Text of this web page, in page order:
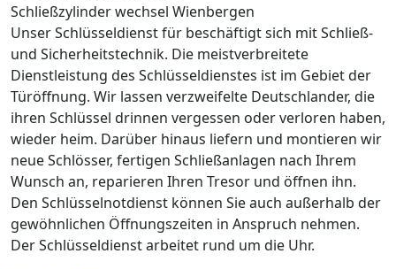
Schließzylinder wechsel Wienbergen
Unser Schlüsseldienst für beschäftigt sich mit Schließ-
und Sicherheitstechnik. Die meistverbreitete
Dienstleistung des Schlüsseldienstes ist im Gebiet der
Türöffnung. Wir lassen verzweifelte Deutschlander, die
ihren Schlüssel drinnen vergessen oder verloren haben,
wieder heim. Darüber hinaus liefern und montieren wir
neue Schlösser, fertigen Schließanlagen nach Ihrem
Wunsch an, reparieren Ihren Tresor und öffnen ihn.
Den Schlüsselnotdienst können Sie auch außerhalb der
gewöhnlichen Öffnungszeiten in Anspruch nehmen.
Der Schlüsseldienst arbeitet rund um die Uhr.